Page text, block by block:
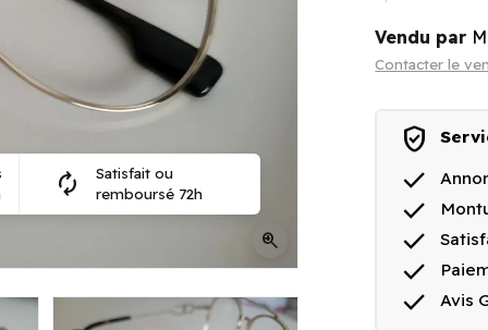
zoom_in
autorenew
Satisfait ou
remboursé 72h
Vendu par
Contacter le
verified_user
done
done
done
done
done Avis